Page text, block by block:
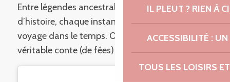
IL PLEUT ? RIEN À
ACCESSIBILITÉ :
TOUS LES LOISIRS
Entre légendes ancestrales et pierres chargées
d’histoire, chaque instant passé ici est un
voyage dans le temps. On se retrouve pour un
véritable conte (de fées) d’été ?